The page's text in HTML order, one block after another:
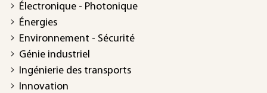
Électronique - Photonique
Énergies
Environnement - Sécurité
Génie industriel
Ingénierie des transports
Innovation